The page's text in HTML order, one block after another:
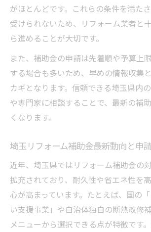
がほとんどです。これらの条件を満た
受けられないため、リフォーム業者と
ら進めることが大切です。
また、補助金の申請は先着順や予算上
する場合も多いため、早めの情報収集
カギとなります。信頼できる埼玉県内
や専門家に相談することで、最新の補
くなります。
埼玉リフォーム補助金最新動向と申
近年、埼玉県ではリフォーム補助金の
拡充されており、耐久性や省エネ性を
心が高まっています。たとえば、国の
い支援事業」や自治体独自の断熱改修
メニューから選択できる点が特徴です